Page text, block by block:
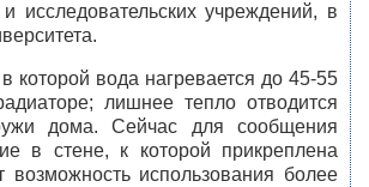
исследовательских учреждений, в
которой вода нагревается до 45-55
лишнее тепло отводится
дома. Сейчас для сообщения
в стене, к которой прикреплена
использования более